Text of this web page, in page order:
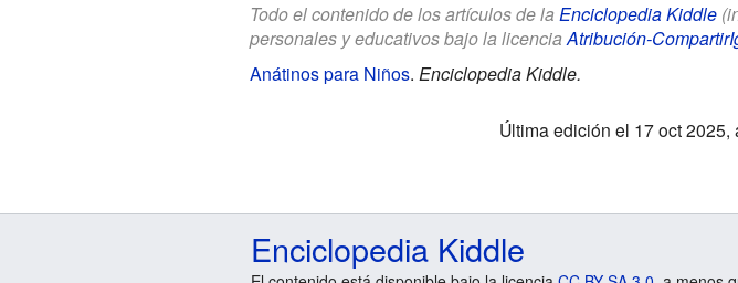
Todo el contenido de los artículos de la Enciclopedia Kiddle
personales y educativos bajo la licenciaAtribución-
Anátinos para Niños. Enciclopedia Kiddle.
Última edición el 17 oct 2025,
Enciclopedia Kiddle